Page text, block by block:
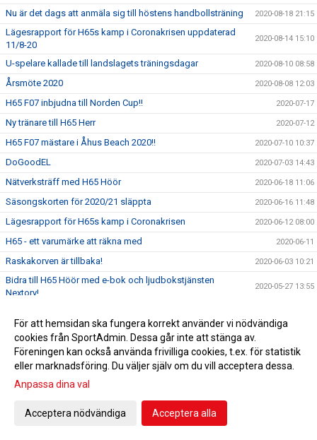
Nu är det dags att anmäla sig till höstens handbollsträning 2020-08-18 21:15
Lägesrapport för H65s kamp i Coronakrisen uppdaterad
11/8-20
2020-08-14 15:10
U-spelare kallade till landslagets träningsdagar 2020-08-10 08:58
Årsmöte 2020 2020-08-08 12:03
H65 F07 inbjudna till Norden Cup!! 2020-07-17
Ny tränare till H65 Herr 2020-07-12
H65 F07 mästare i Åhus Beach 2020!! 2020-07-10 10:37
DoGoodEL 2020-07-03 14:43
Nätverksträff med H65 Höör 2020-06-18 11:06
Säsongskorten för 2020/21 släppta 2020-06-16 11:48
Lägesrapport för H65s kamp i Coronakrisen 2020-06-12 08:00
H65 - ett varumärke att räkna med 2020-06-11
Raskakorven är tillbaka! 2020-06-03 10:21
Bidra till H65 Höör med e-bok och ljudbokstjänsten
Nextory!
2020-05-27 13:55
Skånska Dagbladet ny mediepartner 2020-05-22 10:13
Följ och deltag i hjältematchen 2020-05-19 20:00
Årsmötet senarelagt 2020-05-13 12:34
Handbollens samhällsnytta uppgår till 120 miljoner kronor
H65’s ungdomars framfart lämnar avtryck både här och där!
För att hemsidan ska fungera korrekt använder vi nödvändiga
cookies från SportAdmin. Dessa går inte att stänga av.
Föreningen kan också använda frivilliga cookies, t.ex. för statistik
eller marknadsföring. Du väljer själv om du vill acceptera dessa.
Anpassa dina val
Acceptera nödvändiga Acceptera alla